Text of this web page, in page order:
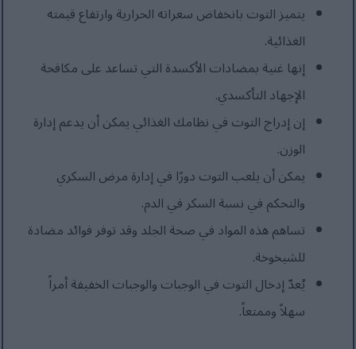
يتميز التوت بانخفاض سعراته الحرارية وارتفاع قيمته
الغذائية.
إنها غنية بمضادات الأكسدة التي تساعد على مكافحة
الإجهاد التأكسدي.
إن إدراج التوت في نظامك الغذائي يمكن أن يدعم إدارة
الوزن.
يمكن أن يلعب التوت دورًا في إدارة مرض السكري
والتحكم في نسبة السكر في الدم.
تساهم هذه المواد في صحة الجلد وقد توفر فوائد مضادة
للشيخوخة.
يُعدّ إدخال التوت في الوجبات والوجبات الخفيفة أمراً
سهلاً وممتعاً.